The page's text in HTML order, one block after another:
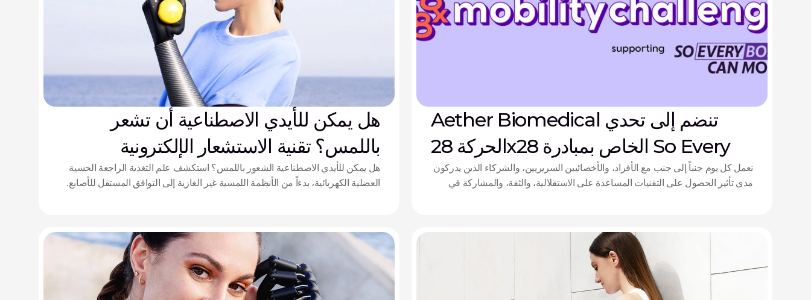
Aether Biomedical تنضم إلى تحدي
الحركة 28x28 الخاص بمبادرة So Every
BODY Can Move
نعمل كل يوم جنباً إلى جنب مع الأفراد، والأخصائيين السريريين، والشركاء الذين يدركون
مدى تأثير الحصول على التقنيات المساعدة على الاستقلالية، والثقة، والمشاركة في
هل يمكن للأيدي الاصطناعية أن تشعر
باللمس؟ تقنية الاستشعار الإلكترونية
هل يمكن للأيدي الاصطناعية الشعور باللمس؟ استكشف علم التغذية الراجعة الحسية
العضلية الكهربائية، بدءاً من الأنظمة اللمسية غير الغازية إلى التوافق المستقل للأصابع.